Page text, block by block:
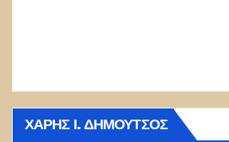
ΧΆΡΗΣ Ι. ΔΗΜΟΎΤΣΟΣ